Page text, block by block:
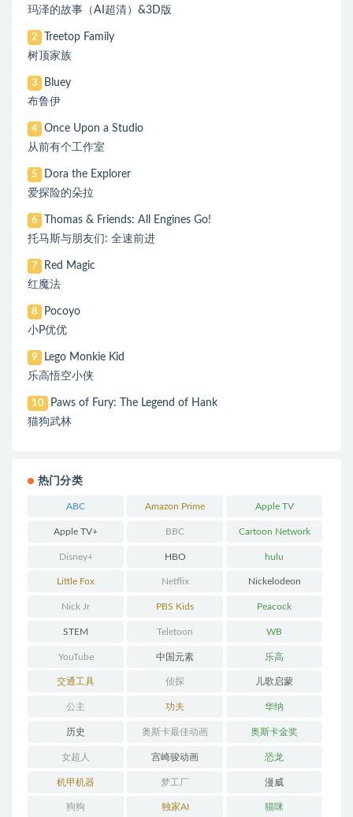
玛泽的故事（AI超清）&3D版
2
Treetop Family
树顶家族
3
Bluey
布鲁伊
4
Once Upon a Studio
从前有个工作室
5
Dora the Explorer
爱探险的朵拉
6
Thomas & Friends: All Engines Go!
托马斯与朋友们: 全速前进
7
Red Magic
红魔法
8
Pocoyo
小P优优
9
Lego Monkie Kid
乐高悟空小侠
10
Paws of Fury: The Legend of Hank
猫狗武林
热门分类
ABC Amazon Prime Apple TV
Apple TV+ BBC Cartoon Network
Disney+ HBO hulu
Little Fox Netflix Nickelodeon
Nick Jr PBS Kids Peacock
STEM Teletoon WB
YouTube 中国元素 乐高
交通工具 侦探 儿歌启蒙
公主 功夫 华纳
历史 奥斯卡最佳动画 奥斯卡金奖
女超人 宫崎骏动画 恐龙
机甲机器 梦工厂 漫威
狗狗 独家AI 猫咪